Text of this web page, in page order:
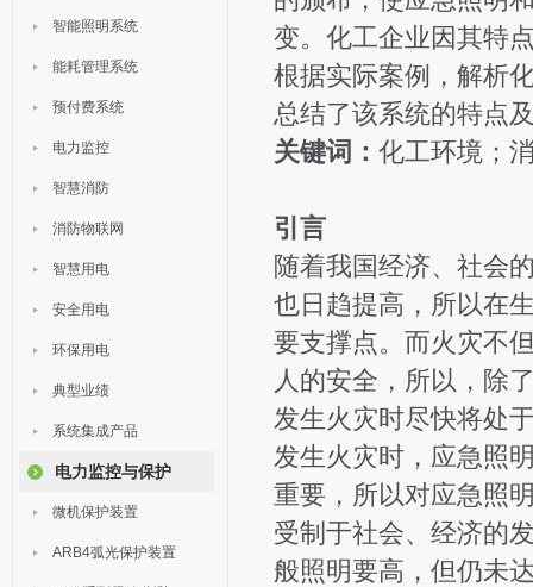
智能照明系统
能耗管理系统
预付费系统
电力监控
智慧消防
消防物联网
智慧用电
安全用电
环保用电
典型业绩
系统集成产品
电力监控与保护
微机保护装置
ARB4弧光保护装置
变。化工企业因其特
根据实际案例，解析
总结了该系统的特点
关键词： 化工环境；
引言
随着我国经济、社会
也日趋提高，所以在
要支撑点。而火灾不
人的安全，所以，除
发生火灾时尽快将处
发生火灾时，应急照
重要，所以对应急照
受制于社会、经济的
般照明要高，但仍未